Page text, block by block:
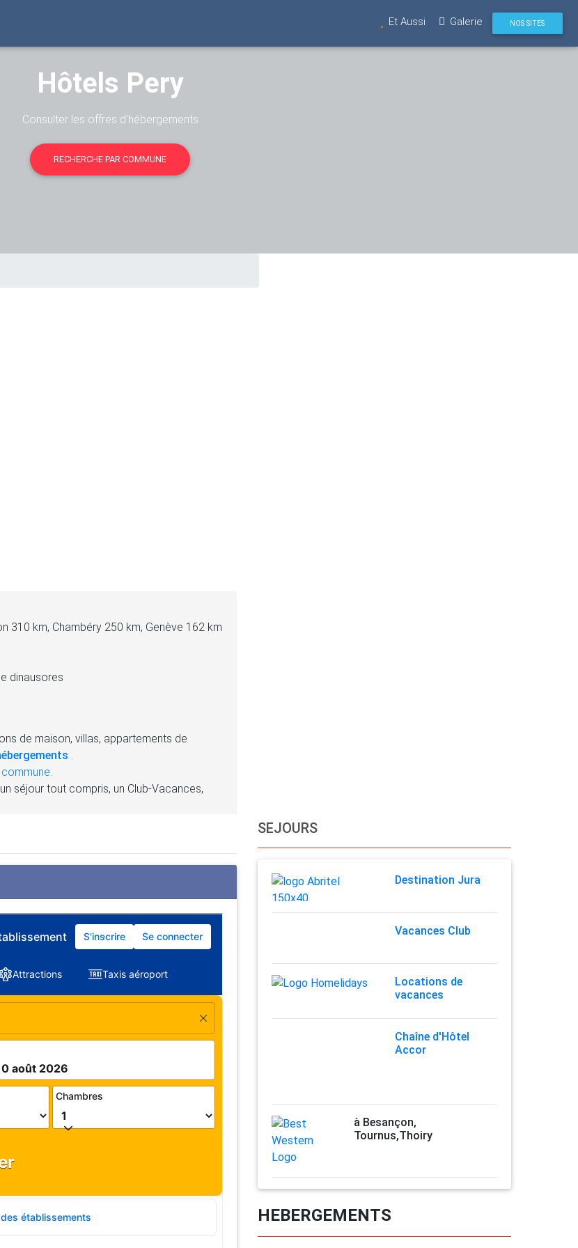
Et Aussi Galerie NOS SITES
Hôtels Pery
Consulter les offres d'hébergements
RECHERCHE PAR COMMUNE
310 km, Chambéry 250 km, Genève 162 km
dinausores
de maison, villas, appartements de
séjour tout compris, un Club-Vacances,
SEJOURS
Destination Jura
Vacances Club
Locations de
vacances
Chaîne d'Hôtel
Accor
à Besançon,
Tournus,Thoiry
HEBERGEMENTS